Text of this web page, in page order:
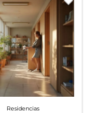
Residencias